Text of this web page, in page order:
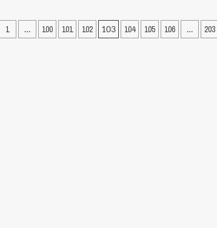
1 … 100 101 102 103 104 105 106 … 203